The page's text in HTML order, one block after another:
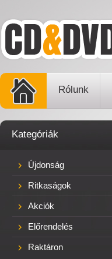
Rólunk
Kategóriák
Újdonság
Ritkaságok
Akciók
Előrendelés
Raktáron